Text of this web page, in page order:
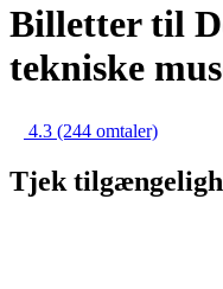
Billetter til
tekniske
4.3 (244 omtaler)
Tjek